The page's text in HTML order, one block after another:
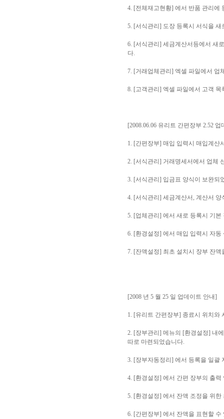
4. [전체재고현황] 에서 반품 관리에
5. [서식관리] 도장 등록시 서식을
6. [서식관리] 세금계산서등에서 새
다.
7. [거래업체관리] 엑셀 파일에서 업
8. [고객관리] 엑셀 파일에서 고객
[2008.06.06 유리트 간편장부 2.52 업
1. [간편장부] 매입 입력시 매입계산
2. [서식관리] 거래명세서에서 업체
3. [서식관리] 입금표 양식이 보완되
4. [서식관리] 세금계산서, 계산서 양
5. [업체관리] 에서 새로 등록시 기본
6. [환경설정] 에서 매입 입력시 자
7. [잔액설정] 최초 설치시 장부 잔
[2008 년 5 월 25 일 업데이트 안내]
1. [유리트 간편장부] 종료시 위치와
2. [장부관리] 메뉴의 [환경설정] 내
따로 마련되었습니다.
3. [장부자동정리] 에서 등록을 일괄
4. [환경설정] 에서 간편 장부의 출
5. [환경설정] 에서 잔액 조정을 위
6. [간편장부] 에서 잔액을 표현할